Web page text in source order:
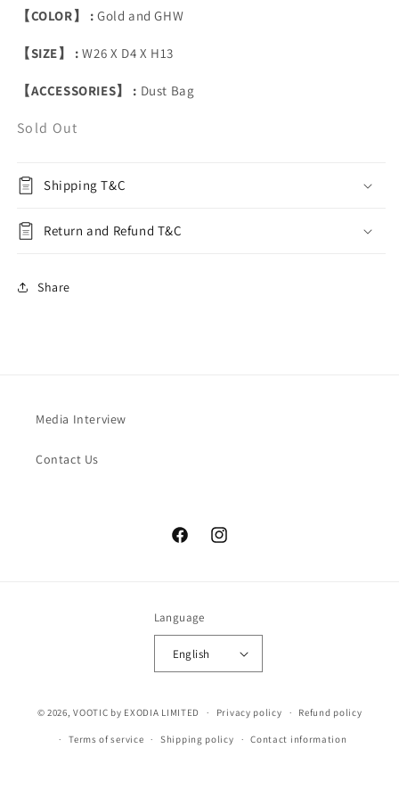
【COLOR】 : Gold and GHW
【SIZE】 :W26 X D4 X H13
【ACCESSORIES】 : Dust Bag
Sold Out
Shipping T&C
Return and Refund T&C
Share
Media Interview
Contact Us
FacebookInstagram
Language
English
© 2026,VOOTIC by EXODIA LIMITED Privacy policy Refund policy
Terms of service Shipping policy Contact information